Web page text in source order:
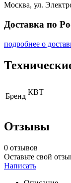
Москва, ул.
Доставка по
подробнее о
Бренд КВТ
Отзывы
0 отзывов
Оставьте свой
Написать